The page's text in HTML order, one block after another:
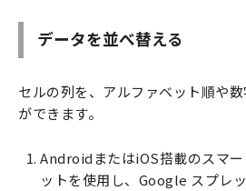
データを並べ替える
セルの列を、アルファベット順や
ができます。
AndroidまたはiOS搭載のスマ
ットを使用し、Google スプレ